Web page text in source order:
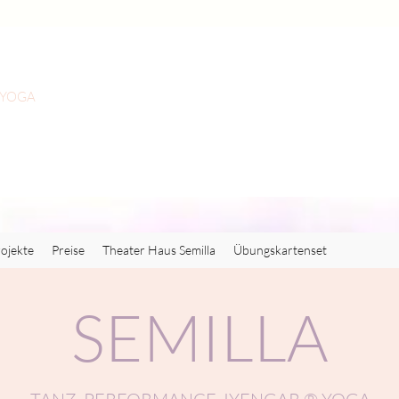
Preise Theater Haus Semilla Übungskartenset
SEMILLA